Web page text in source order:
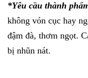
*Yêu cầu thành
không vón cục hay
đậm đà, thơm ngọt.
bị nhũn nát.